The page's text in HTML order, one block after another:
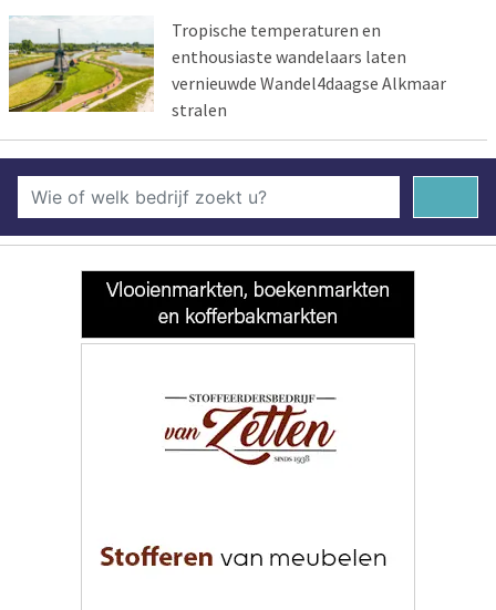
Tropische temperaturen en
enthousiaste wandelaars laten
vernieuwde Wandel4daagse Alkmaar
stralen